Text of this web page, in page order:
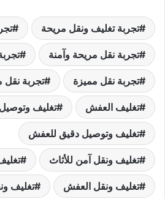
تجربة تغليف ونقل مريحة
تجربة نقل مريحة وآمنة
تجربة نقل مميزة تجربة نقل
تغليف العفش تغليف
تغليف وتوصيل دقيق للعفش
تغليف ونقل آمن للأثاث
تغليف ونقل العفش تغليف